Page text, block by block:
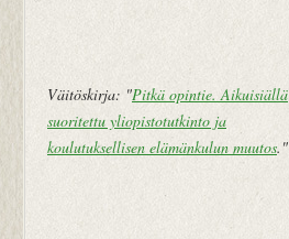
Väitöskirja: "Pitkä opintie. Aikuisiällä
suoritettu yliopistotutkinto ja
koulutuksellisen elämänkulun muutos."